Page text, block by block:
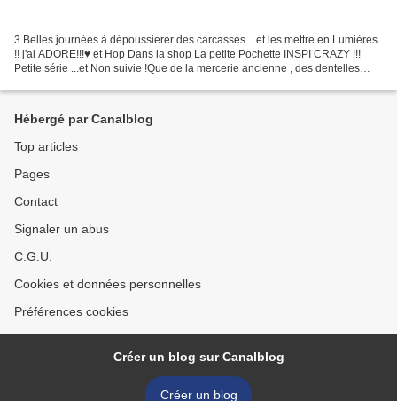
3 Belles journées à dépoussierer des carcasses ...et les mettre en Lumières
!! j'ai ADORE!!!♥ et Hop Dans la shop La petite Pochette INSPI CRAZY !!!
Petite série ...et Non suivie !Que de la mercerie ancienne , des dentelles
Hébergé par Canalblog
Top articles
Pages
Contact
Signaler un abus
C.G.U.
Cookies et données personnelles
Préférences cookies
Créer un blog sur Canalblog
Créer un blog